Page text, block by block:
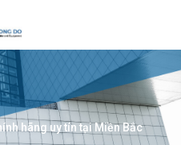
hãng uy tín tại Miền Bắc